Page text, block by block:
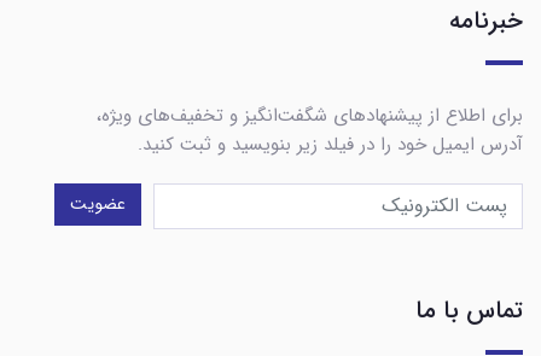
خبرنامه
برای اطلاع از پیشنهادهای شگفت‌انگیز و تخفیف‌های ویژه،
آدرس ایمیل خود را در فیلد زیر بنویسید و ثبت کنید.
عضویت
تماس با ما